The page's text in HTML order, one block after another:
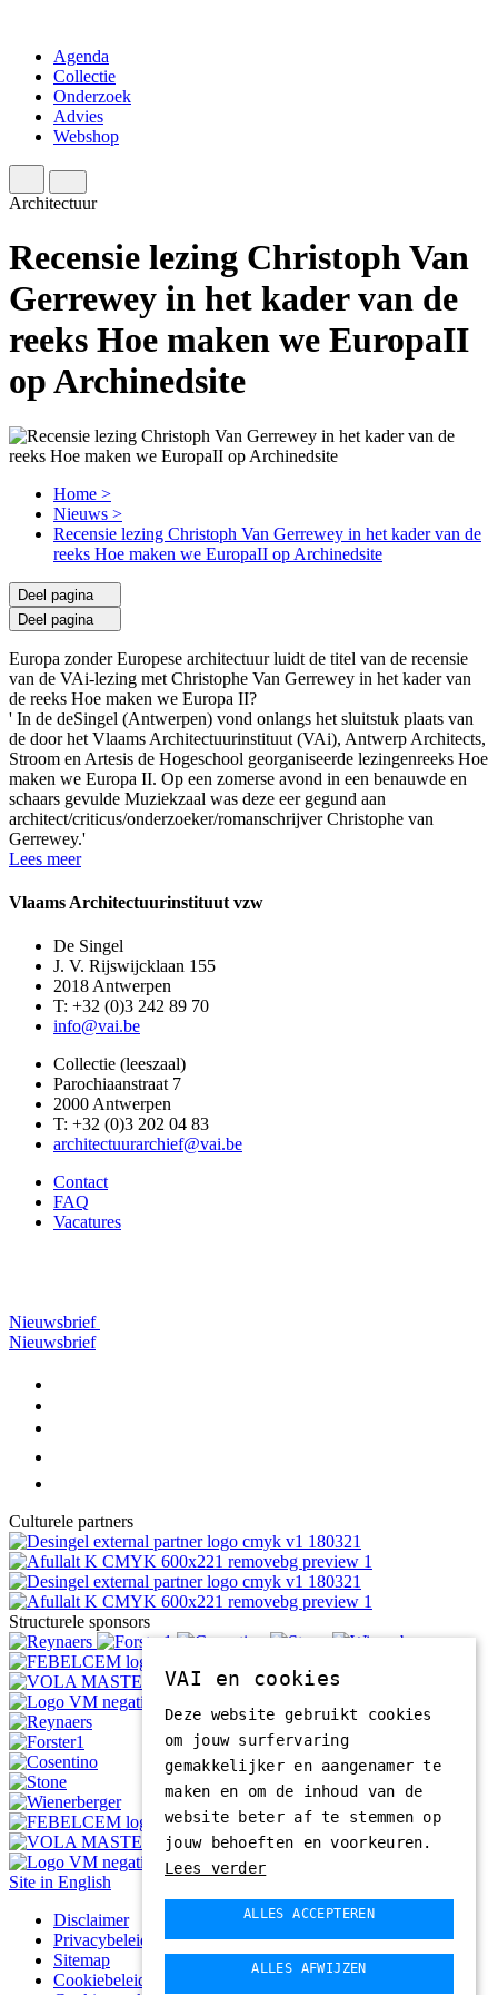
Agenda
Collectie
Onderzoek
Advies
Webshop
Architectuur
Recensie lezing Christoph Van
Gerrewey in het kader van de
reeks Hoe maken we EuropaII
op Archinedsite
Home >
Nieuws >
Recensie lezing Christoph Van Gerrewey in het kader van de
reeks Hoe maken we EuropaII op Archinedsite
Deel pagina
Deel pagina
Europa zonder Europese architectuur luidt de titel van de recensie
van de VAi-lezing met Christophe Van Gerrewey in het kader van
de reeks Hoe maken we Europa II?
' In de deSingel (Antwerpen) vond onlangs het sluitstuk plaats van
de door het Vlaams Architectuurinstituut (VAi), Antwerp Architects,
Stroom en Artesis de Hogeschool georganiseerde lezingenreeks Hoe
maken we Europa II. Op een zomerse avond in een benauwde en
schaars gevulde Muziekzaal was deze eer gegund aan
architect/criticus/onderzoeker/romanschrijver Christophe van
Gerrewey.'
Lees meer
Vlaams Architectuurinstituut vzw
De Singel
J. V. Rijswijcklaan 155
2018 Antwerpen
T: +32 (0)3 242 89 70
info@vai.be
Collectie (leeszaal)
Parochiaanstraat 7
2000 Antwerpen
T: +32 (0)3 202 04 83
architectuurarchief@vai.be
Contact
FAQ
Vacatures
Nieuwsbrief
Nieuwsbrief
Culturele partners
Structurele sponsors
Site in English
Disclaimer
Privacybeleid
Sitemap
Cookiebeleid
VAI en cookies
Deze website gebruikt cookies
om jouw surfervaring
gemakkelijker en aangenamer te
maken en om de inhoud van de
website beter af te stemmen op
jouw behoeften en voorkeuren.
Lees verder
ALLES ACCEPTEREN
ALLES AFWIJZEN